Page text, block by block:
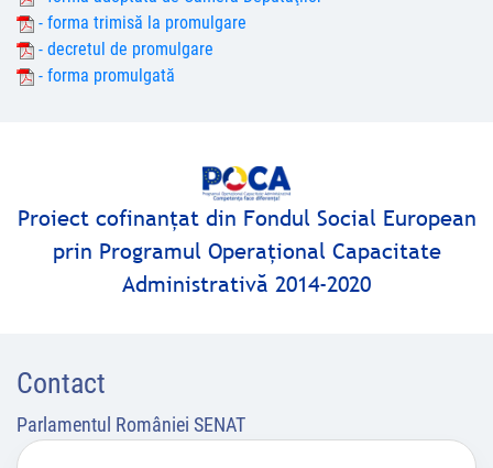
- forma trimisă la promulgare
- decretul de promulgare
- forma promulgată
Proiect cofinanţat din Fondul Social European
prin Programul Operaţional Capacitate
Administrativă 2014-2020
Contact
Parlamentul României SENAT